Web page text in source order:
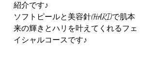
紹介です♪
ソフトピールと美容針(HARI)で肌本
来の輝きとハリを叶えてくれるフェ
イシャルコースです♪